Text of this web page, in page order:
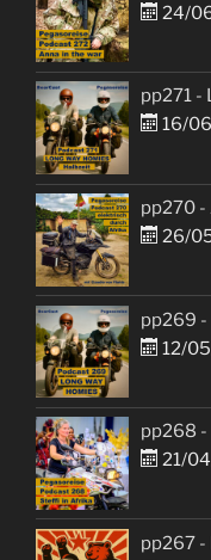
24/
pp271 -
16/
pp270
26/
pp269 -
12/
pp268
21/
pp267 -